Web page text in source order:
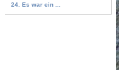
24. Es war ein ...